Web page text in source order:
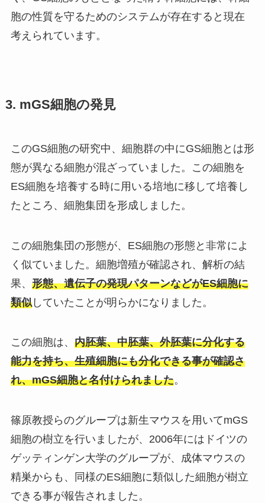
胞の性質を守るためのシステムが存在すると現在
考えられています。
3. mGS細胞の発見
このGS細胞の研究中、細胞群の中にGS細胞とは形
態が異なる細胞が混ざっていました。この細胞を
ES細胞を培養する時に用いる培地に移して培養し
たところ、細胞集団を形成しました。
この細胞集団の形態が、ES細胞の形態と非常によ
く似ていました。細胞増殖が確認され、解析の結
果、 形態、遺伝子の発現パターンなどがES細胞に
類似していたことが明らかになりました。
この細胞は、 内胚葉、中胚葉、外胚葉に分化する
能力を持ち、生殖細胞にも分化できる事が確認さ
れ、mGS細胞と名付けられました。
篠原教授らのグループは新生マウスを用いてmGS
細胞の樹立を行いましたが、2006年にはドイツの
ゲッティンゲン大学のグループが、成体マウスの
精巣からも、同様のES細胞に類似した細胞が樹立
できる事が報告されました。